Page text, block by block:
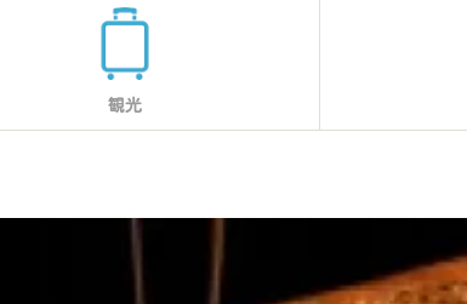
観光